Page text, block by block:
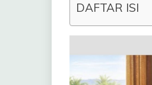
DAFTAR ISI